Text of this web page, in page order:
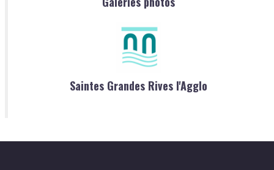
Saintes Grandes Rives l'Agglo